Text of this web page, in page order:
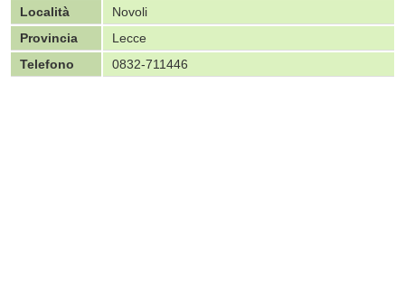
Località
Novoli
Provincia
Lecce
Telefono
0832-711446